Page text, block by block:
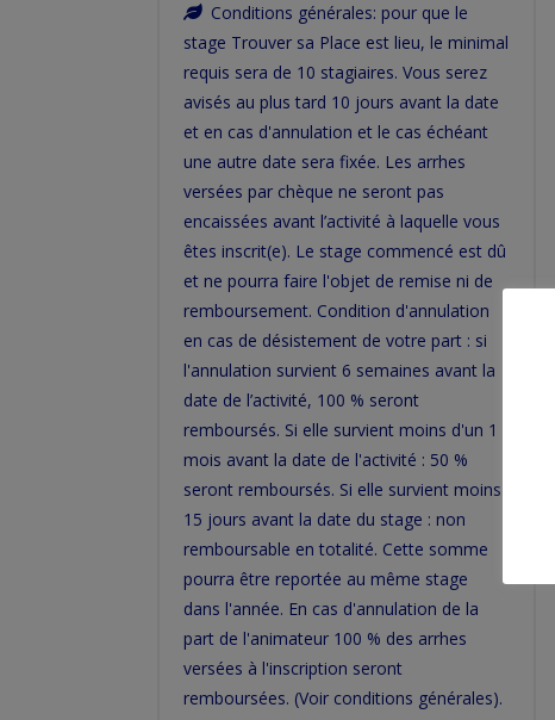
Conditions générales: pour que le
stage Trouver sa Place est lieu, le minimal
requis sera de 10 stagiaires. Vous serez
avisés au plus tard 10 jours avant la date
et en cas d'annulation et le cas échéant
une autre date sera fixée. Les arrhes
versées par chèque ne seront pas
encaissées avant l’activité à laquelle vous
êtes inscrit(e). Le stage commencé est dû
et ne pourra faire l'objet de remise ni de
remboursement. Condition d'annulation
en cas de désistement de votre part : si
l'annulation survient 6 semaines avant la
date de l’activité, 100 % seront
remboursés. Si elle survient moins d'un 1
mois avant la date de l'activité : 50 %
seront remboursés. Si elle survient moins
15 jours avant la date du stage : non
remboursable en totalité. Cette somme
pourra être reportée au même stage
dans l'année. En cas d'annulation de la
part de l'animateur 100 % des arrhes
versées à l'inscription seront
remboursées. (Voir conditions générales).